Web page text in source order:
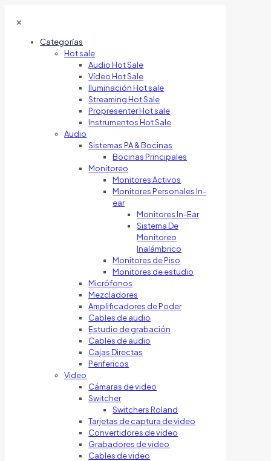
✕
Categorías
Hot sale
Audio Hot Sale
Vídeo Hot Sale
Iluminación Hot sale
Streaming Hot Sale
Propresenter Hot sale
Instrumentos Hot Sale
Audio
Sistemas PA & Bocinas
Bocinas Principales
Monitoreo
Monitores Activos
Monitores Personales In-
ear
Monitores In-Ear
Sistema De
Monitoreo
Inalámbrico
Monitores de Piso
Monitores de estudio
Micrófonos
Mezcladores
Amplificadores de Poder
Cables de audio
Estudio de grabación
Cables de audio
Cajas Directas
Perifericos
Video
Cámaras de video
Switcher
Switchers Roland
Tarjetas de captura de video
Convertidores de video
Grabadores de video
Cables de video